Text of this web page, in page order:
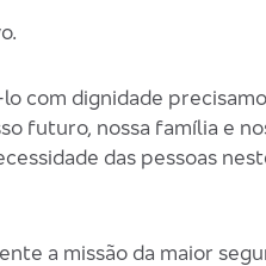
com dignidade
futuro, nossa família e
das pessoas
a missão da maior